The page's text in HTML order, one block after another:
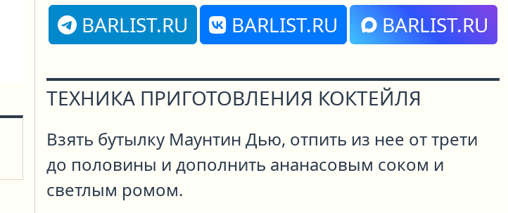
BARLIST.RU
BARLIST.RU BARLIST.RU
ТЕХНИКА ПРИГОТОВЛЕНИЯ КОКТЕЙЛЯ
Взять бутылку Маунтин Дью, отпить из нее от трети
до половины и дополнить ананасовым соком и
светлым ромом.